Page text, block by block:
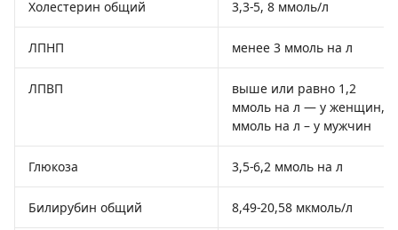
Холестерин общий 3,3-5, 8 ммоль/л
ЛПНП менее 3 ммоль на л
ЛПВП
выше или равно 1,2
ммоль на л — у женщин, 1
ммоль на л – у мужчин
Глюкоза 3,5-6,2 ммоль на л
Билирубин общий 8,49-20,58 мкмоль/л